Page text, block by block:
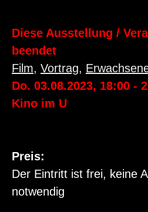
Diese Ausstellung /
beendet
Film, Vortrag,
Do. 03.08.2023, 18:00 -
Kino im U
Preis:
Der Eintritt ist frei, keine
notwendig